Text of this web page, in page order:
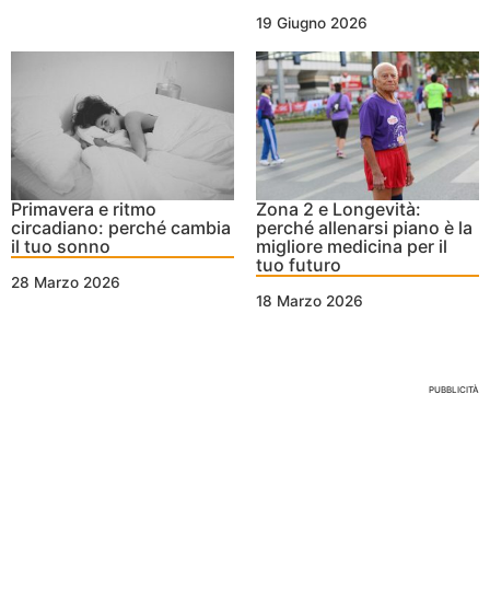
19 Giugno 2026
Primavera e ritmo
circadiano: perché cambia
il tuo sonno
28 Marzo 2026
Zona 2 e Longevità:
perché allenarsi piano è la
migliore medicina per il
tuo futuro
18 Marzo 2026
PUBBLICITÀ